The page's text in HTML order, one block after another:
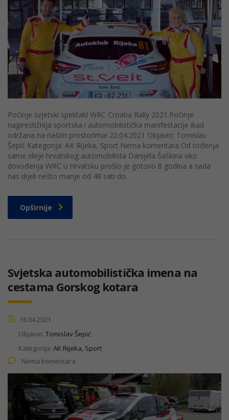
Počinje svjetski spektakl WRC Croatia Rally 2021.Počinje
najprestižnija sportska i automobilistička manifestacije ikad
održana na našim prostorima! 22.04.2021 Objavio: Tomislav
Šepić Kategorija: AK Rijeka, Sport Nema komentara Od rođenja
same ideje hrvatskog automobilista Danijela Šaškina oko
dovođenja WRC u Hrvatsku prošlo je gotovo 8 godina a sada
nas dijeli nešto manje od 48 sati do
Opširnije
Svjetska automobilistička imena na
cestama Gorskog kotara
16.04.2021
Objavio: Tomislav Šepić
Kategorija: AK Rijeka, Sport
Nema komentara